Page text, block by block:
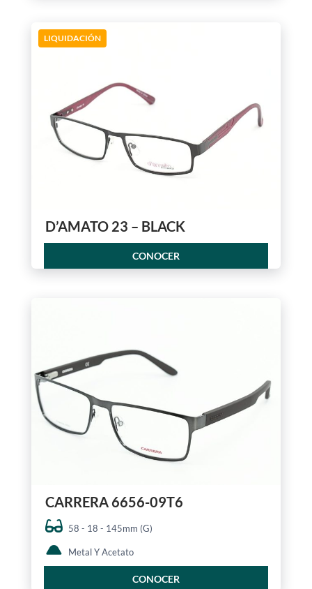
LIQUIDACIÓN
D’AMATO 23 – BLACK
CONOCER
CARRERA 6656-09T6
58 - 18 - 145mm (G)
Metal Y Acetato
CONOCER